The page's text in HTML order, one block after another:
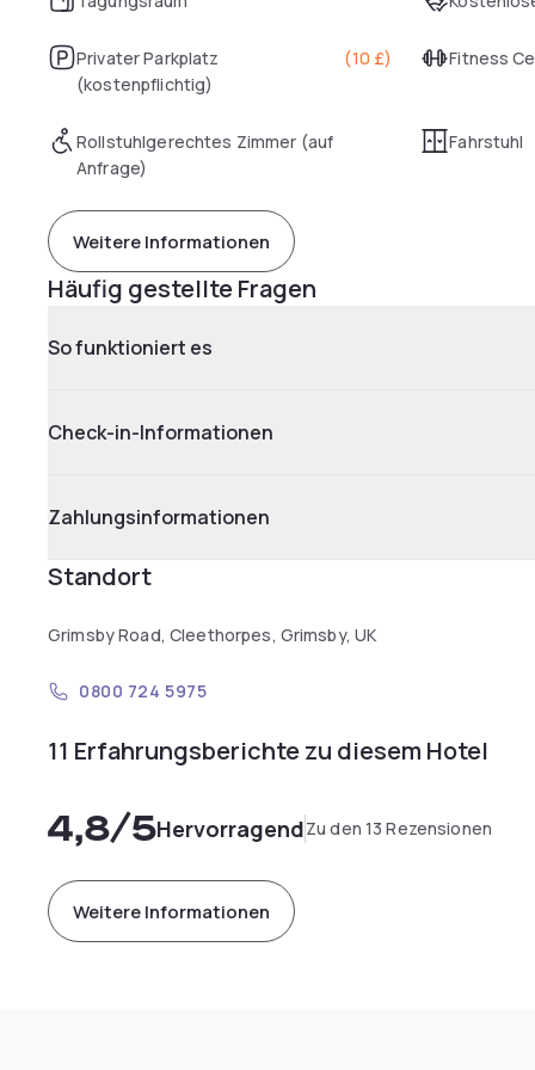
Privater Parkplatz
(kostenpflichtig)
(10 £) Fitness
Rollstuhlgerechtes Zimmer (auf
Anfrage)
Fahrstuhl
Weitere Informationen
Häufig gestellte Fragen
So funktioniert es
Check-in-Informationen
Zahlungsinformationen
Standort
Grimsby Road, Cleethorpes, Grimsby, UK
0800 724 5975
11 Erfahrungsberichte zu diesem Hotel
4,8/5HervorragendZu den 13 Rezensionen
Weitere Informationen